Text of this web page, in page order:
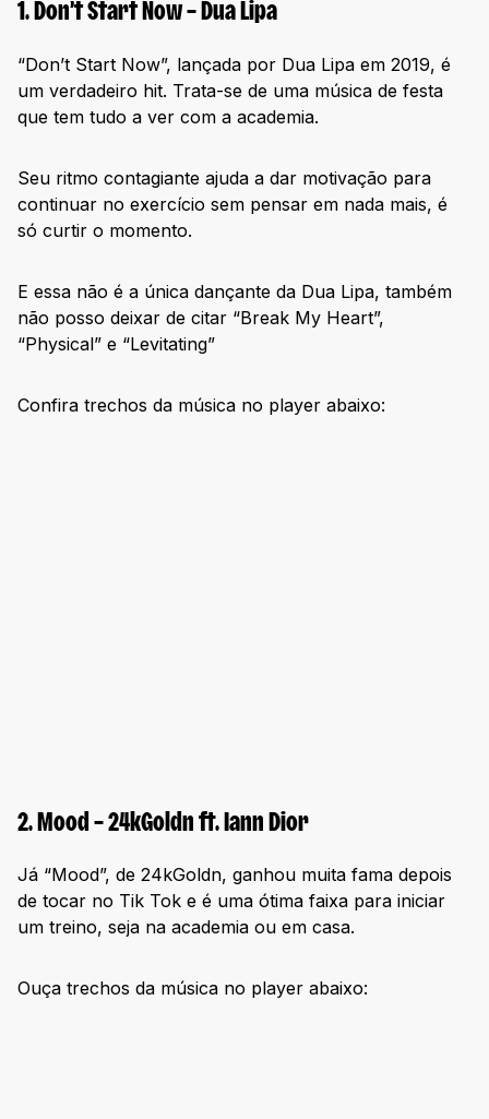
1. Don’t Start Now – Dua Lipa
“Don’t Start Now”, lançada por Dua Lipa em 2019, é
um verdadeiro hit. Trata-se de uma música de festa
que tem tudo a ver com a academia.
Seu ritmo contagiante ajuda a dar motivação para
continuar no exercício sem pensar em nada mais, é
só curtir o momento.
E essa não é a única dançante da Dua Lipa, também
não posso deixar de citar “Break My Heart”,
“Physical” e “Levitating”
Confira trechos da música no player abaixo:
2. Mood – 24kGoldn ft. Iann Dior
Já “Mood”, de 24kGoldn, ganhou muita fama depois
de tocar no Tik Tok e é uma ótima faixa para iniciar
um treino, seja na academia ou em casa.
Ouça trechos da música no player abaixo: